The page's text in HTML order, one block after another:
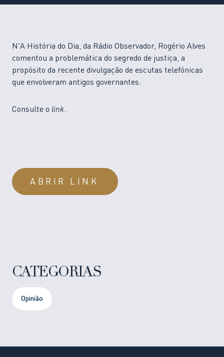
N'A História do Dia, da Rádio Observador, Rogério Alves
comentou a problemática do segredo de justiça, a
propósito da recente divulgação de escutas telefónicas
que envolveram antigos governantes.
Consulte o link.
ABRIR LINK
CATEGORIAS
Opinião